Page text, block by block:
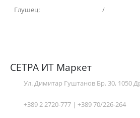
Глушец:
/
СЕТРА ИТ Маркет
Ул. Димитар Гуштанов Бр. 30, 1050
+389 2 2720-777 | +389 70/226-264